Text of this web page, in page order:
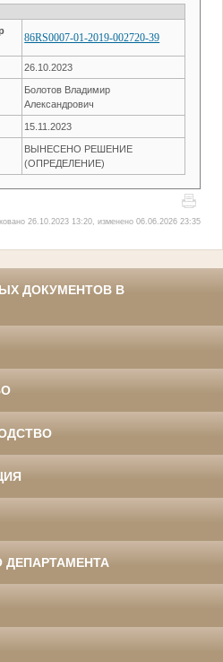
86RS0007-01-2019-002720-39
26.10.2023
Болотов Владимир
Александрович
15.11.2023
ВЫНЕСЕНО РЕШЕНИЕ
(ОПРЕДЕЛЕНИЕ)
26.10.2023 13:20, изменено 06.06.2026 23:35
ДОКУМЕНТОВ В
ДЕПАРТАМЕНТА